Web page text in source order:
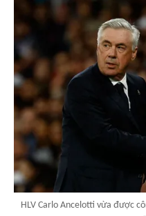
HLV Carlo Ancelotti vừa được